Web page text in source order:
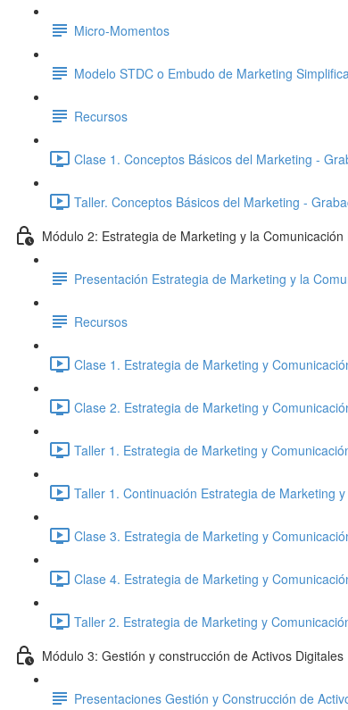
Micro-Momentos
Modelo STDC o Embudo de Marketing
Recursos
Clase 1. Conceptos Básicos del Marketing -
Taller. Conceptos Básicos del Marketing -
Módulo 2: Estrategia de Marketing y la Comunicación
Presentación Estrategia de Marketing y la
Recursos
Clase 1. Estrategia de Marketing y
Clase 2. Estrategia de Marketing y
Taller 1. Estrategia de Marketing y
Taller 1. Continuación Estrategia de Marketing
Clase 3. Estrategia de Marketing y
Clase 4. Estrategia de Marketing y
Taller 2. Estrategia de Marketing y
Módulo 3: Gestión y construcción de Activos Digitales
Presentaciones Gestión y Construcción de